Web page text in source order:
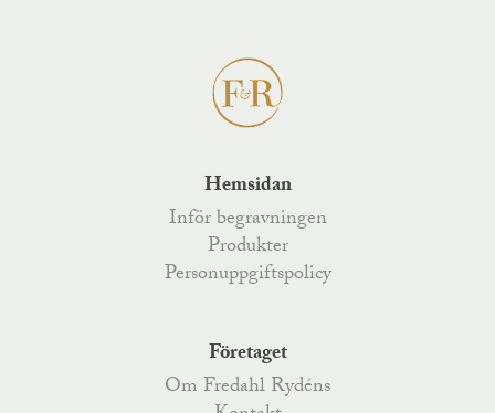
Hemsidan
Inför begravningen
Produkter
Personuppgiftspolicy
Företaget
Om Fredahl Rydéns